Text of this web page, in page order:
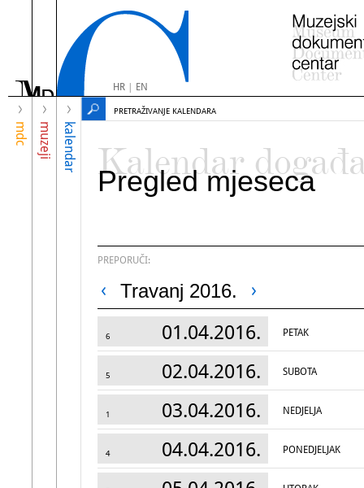
HR| EN
mdc muzeji kalendar
PRETRAŽIVANJE KALENDARA
Kalendar
Pregled mjeseca
PREPORUČI:
Travanj 2016.
6 01.04.2016. PETAK
5 02.04.2016. SUBOTA
1 03.04.2016. NEDJELJA
4 04.04.2016. PONEDJELJAK